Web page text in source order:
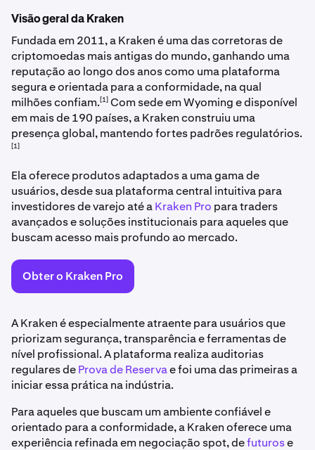
Visão geral da Kraken
Fundada em 2011, a Kraken é uma das corretoras de
criptomoedas mais antigas do mundo, ganhando uma
reputação ao longo dos anos como uma plataforma
segura e orientada para a conformidade, na qual
milhões confiam.[1] Com sede em Wyoming e disponível
em mais de 190 países, a Kraken construiu uma
presença global, mantendo fortes padrões regulatórios.
[1]
Ela oferece produtos adaptados a uma gama de
usuários, desde sua plataforma central intuitiva para
investidores de varejo até aKraken Pro para traders
avançados e soluções institucionais para aqueles que
buscam acesso mais profundo ao mercado.
Obter o Kraken Pro
A Kraken é especialmente atraente para usuários que
priorizam segurança, transparência e ferramentas de
nível profissional. A plataforma realiza auditorias
regulares deProva de Reservae foi uma das primeiras a
iniciar essa prática na indústria.
Para aqueles que buscam um ambiente confiável e
orientado para a conformidade, a Kraken oferece uma
experiência refinada em negociação spot, defuturose